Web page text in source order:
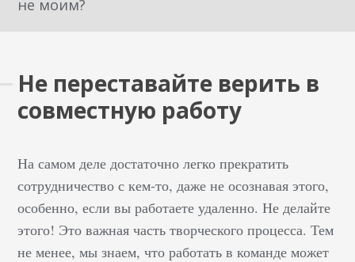
не моим?
Не переставайте верить в
совместную работу
На самом деле достаточно легко прекратить
сотрудничество с кем-то, даже не осознавая этого,
особенно, если вы работаете удаленно. Не делайте
этого! Это важная часть творческого процесса. Тем
не менее, мы знаем, что работать в команде может